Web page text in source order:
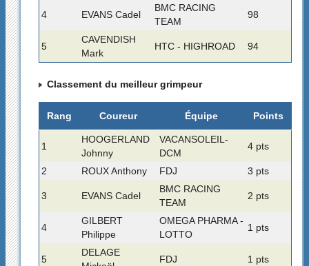
4 EVANS Cadel
BMC RACING
TEAM
98
5
CAVENDISH
Mark
HTC - HIGHROAD 94
Classement du meilleur grimpeur
Rang Coureur Équipe Points
1
HOOGERLAND
Johnny
VACANSOLEIL-
DCM
4 pts
2 ROUX Anthony FDJ 3 pts
3 EVANS Cadel
BMC RACING
TEAM
2 pts
4
GILBERT
Philippe
OMEGA PHARMA -
LOTTO
1 pts
5
DELAGE
FDJ 1 pts